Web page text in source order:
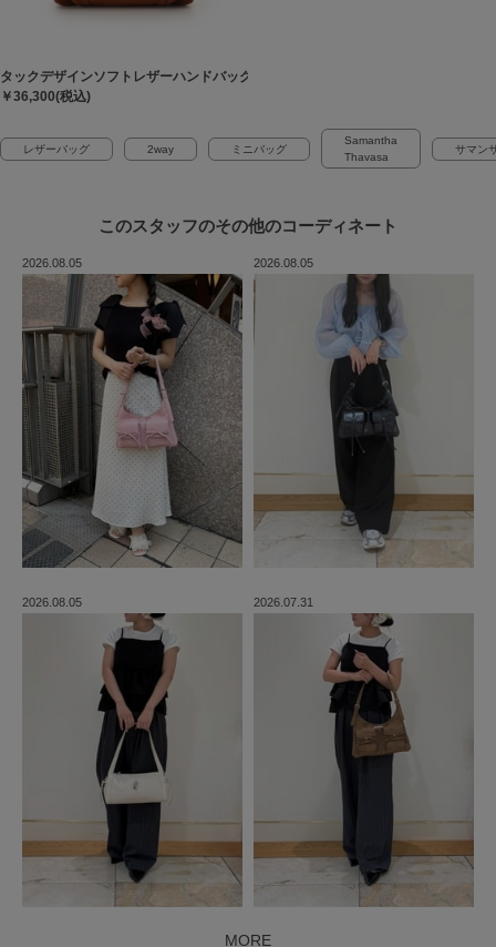
タックデザインソフトレザーハンドバッグ
￥36,300(税込)
レザーバッグ 2way ミニバッグ
Samantha
Thavasa
サマン
このスタッフのその他のコーディネート
2026.08.05 2026.08.05
2026.08.05 2026.07.31
MORE